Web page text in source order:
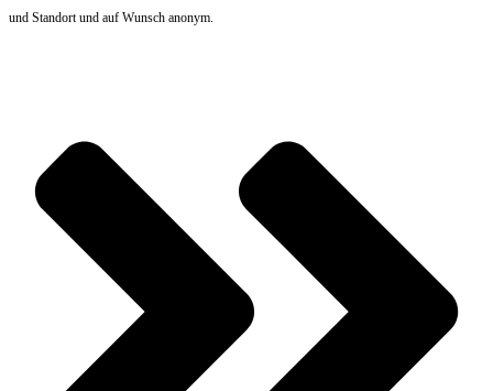
und Standort und auf Wunsch anonym.